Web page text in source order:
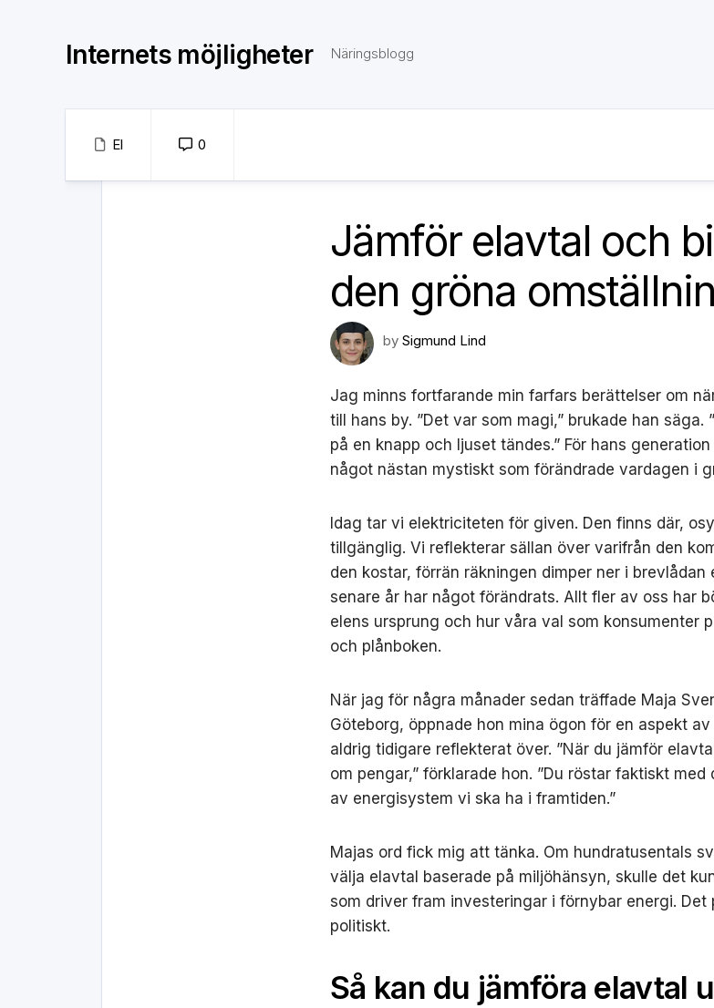
Internets möjligheter Näringsblogg
El 0
Jämför elavtal och
den gröna
by Sigmund Lind
Jag minns fortfarande min farfars berättelser om
till hans by. ”Det var som magi,” brukade han säga.
på en knapp och ljuset tändes.” För hans
något nästan mystiskt som förändrade vardagen i
Idag tar vi elektriciteten för given. Den finns där,
tillgänglig. Vi reflekterar sällan över varifrån den
den kostar, förrän räkningen dimper ner i brevlådan
senare år har något förändrats. Allt fler av oss har
elens ursprung och hur våra val som konsumenter
och plånboken.
När jag för några månader sedan träffade Maja
Göteborg, öppnade hon mina ögon för en aspekt
aldrig tidigare reflekterat över. ”När du jämför
om pengar,” förklarade hon. ”Du röstar faktiskt
av energisystem vi ska ha i framtiden.”
Majas ord fick mig att tänka. Om hundratusentals
välja elavtal baserade på miljöhänsyn, skulle det
som driver fram investeringar i förnybar energi.
politiskt.
Så kan du jämföra elavtal